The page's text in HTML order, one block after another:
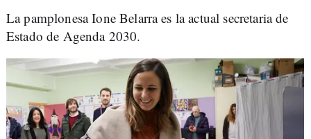
La pamplonesa Ione Belarra es la actual secretaria de
Estado de Agenda 2030.